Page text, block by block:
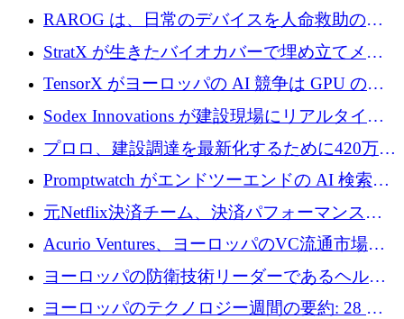
尿モニタリングを自動化するための MDR 認
証を獲得
RAROG は、日常のデバイスを人命救助の救
助ビーコンに変えるために 16 万 2,000 ユーロ
StratX が生きたバイオカバーで埋め立てメタ
ン対策に 119 万ドルを調達
TensorX がヨーロッパの AI 競争は GPU の所
有者によって決まると考える理由
Sodex Innovations が建設現場にリアルタイム
のインテリジェンスをもたらすために 400 万
ユーロを確保
プロロ、建設調達を最新化するために420万ポ
ンドを調達
Promptwatch がエンドツーエンドの AI 検索最
適化プラットフォームを拡張するために 600
万ユーロを調達
元Netflix決済チーム、決済パフォーマンスプ
ラットフォームNopanのためにこれまでに720
万ユーロを調達
Acurio Ventures、ヨーロッパのVC流通市場の
流動性を解放するために1億1,500万ユーロの
ファンドを立ち上げる
ヨーロッパの防衛技術リーダーであるヘルシ
ングは、180億ドルの評価額で18億ドルのシリ
ヨーロッパのテクノロジー週間の要約: 28 億